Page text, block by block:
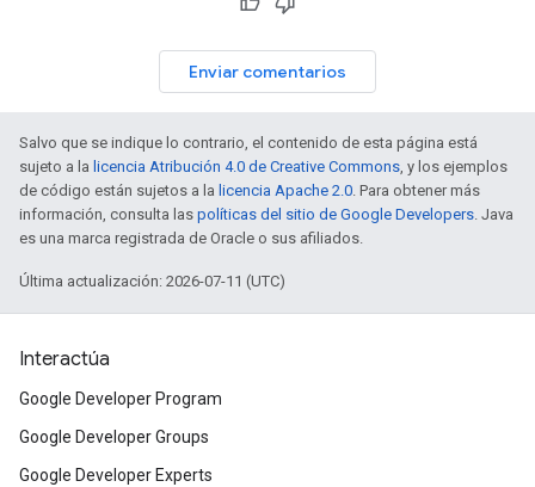
Enviar comentarios
Salvo que se indique lo contrario, el contenido de esta página está
sujeto a la licencia Atribución 4.0 de Creative Commons, y los ejemplos
de código están sujetos a la licencia Apache 2.0. Para obtener más
información, consulta las políticas del sitio de Google Developers. Java
es una marca registrada de Oracle o sus afiliados.
Última actualización: 2026-07-11 (UTC)
Interactúa
Google Developer Program
Google Developer Groups
Google Developer Experts